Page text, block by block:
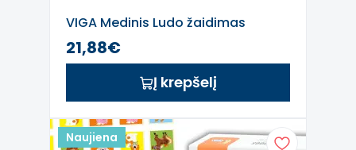
VIGA Medinis Ludo žaidimas
21,88€
Į krepšelį
Naujiena